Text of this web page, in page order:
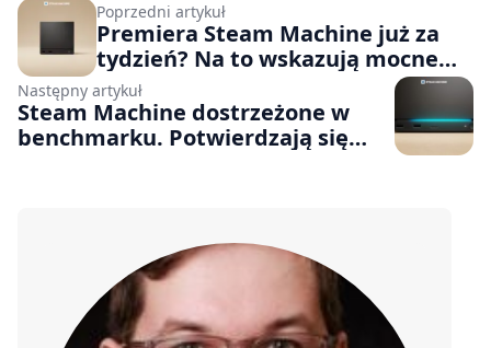
Poprzedni artykuł
Premiera Steam Machine już za
tydzień? Na to wskazują mocne
przecieki
Następny artykuł
Steam Machine dostrzeżone w
benchmarku. Potwierdzają się